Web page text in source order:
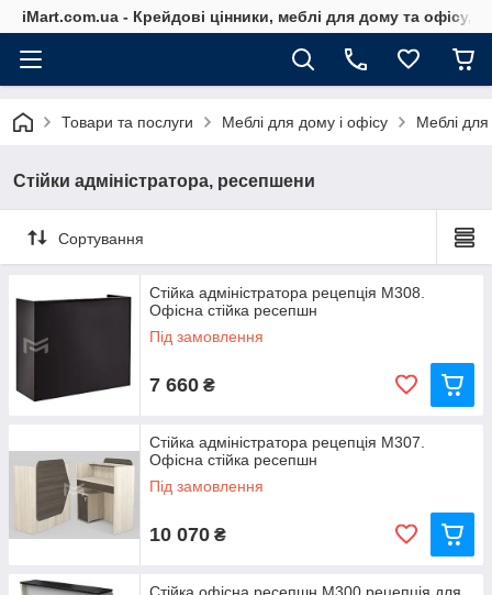
iMart.com.ua - Крейдові цінники, меблі для дому та офісу,
Товари та послуги Меблі для дому і офісу Меблі для
Стійки адміністратора, ресепшени
Сортування
Стійка адміністратора рецепція М308.
Офісна стійка ресепшн
Під замовлення
7 660 ₴
Стійка адміністратора рецепція М307.
Офісна стійка ресепшн
Під замовлення
10 070 ₴